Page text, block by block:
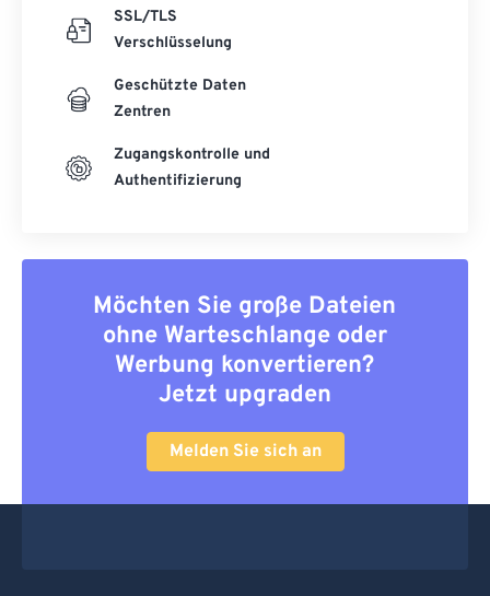
SSL/TLS
Verschlüsselung
Geschützte Daten
Zentren
Zugangskontrolle und
Authentifizierung
Möchten Sie große Dateien
ohne Warteschlange oder
Werbung konvertieren?
Jetzt upgraden
Melden Sie sich an